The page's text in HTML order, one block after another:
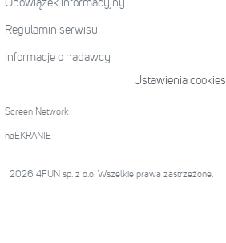
Obowiązek informacyjny
Regulamin serwisu
Informacje o nadawcy
Ustawienia cookies
Screen Network
naEKRANIE
2026 4FUN sp. z o.o. Wszelkie prawa zastrzeżone.